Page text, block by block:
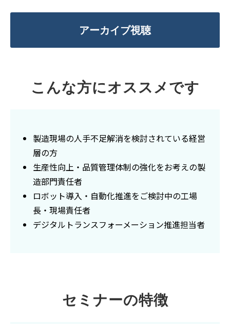
アーカイブ視聴
こんな方にオススメです
製造現場の人手不足解消を検討されている経営
層の方
生産性向上・品質管理体制の強化をお考えの製
造部門責任者
ロボット導入・自動化推進をご検討中の工場
長・現場責任者
デジタルトランスフォーメーション推進担当者
セミナーの特徴